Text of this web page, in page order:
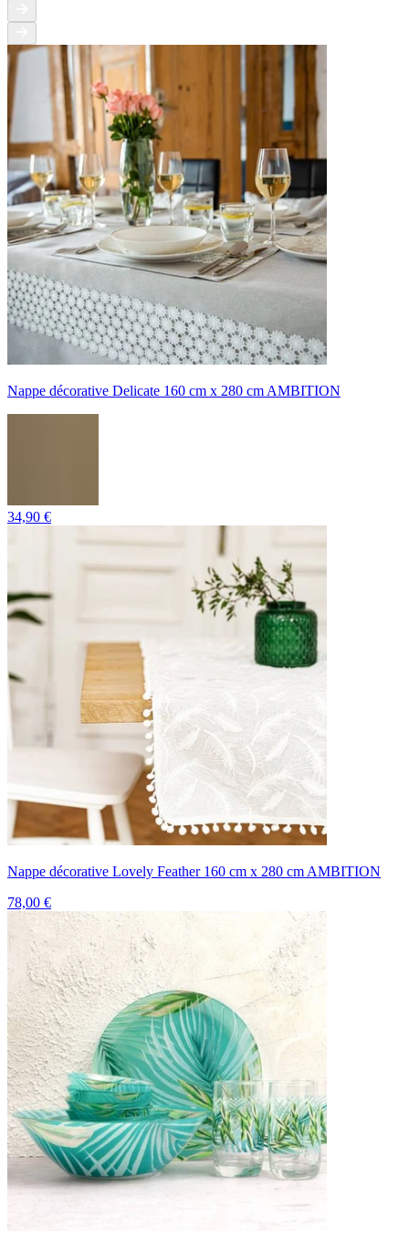
Nappe décorative Delicate 160 cm x 280 cm AMBITION
34,90 €
Nappe décorative Lovely Feather 160 cm x 280 cm AMBITION
78,00 €